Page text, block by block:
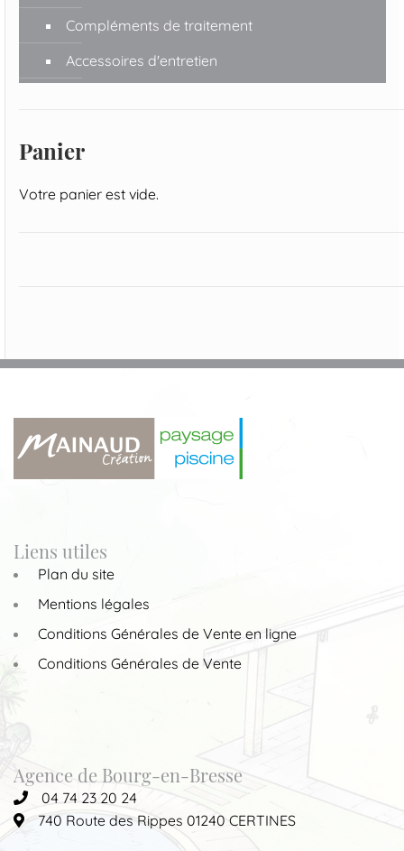
Compléments de traitement
Accessoires d'entretien
Panier
Votre panier est vide.
Liens utiles
Plan du site
Mentions légales
Conditions Générales de Vente en ligne
Conditions Générales de Vente
Agence de Bourg-en-Bresse
04 74 23 20 24
740 Route des Rippes 01240 CERTINES